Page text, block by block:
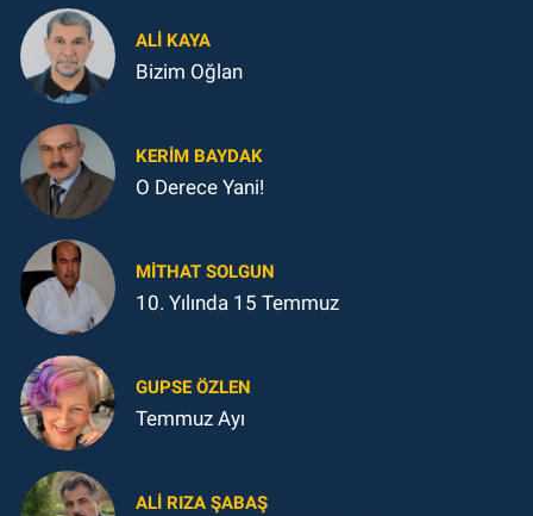
ALI KAYA
Bizim Oğlan
KERIM BAYDAK
O Derece Yani!
MITHAT SOLGUN
10. Yılında 15 Temmuz
GUPSE ÖZLEN
Temmuz Ayı
ALI RIZA ŞABAŞ